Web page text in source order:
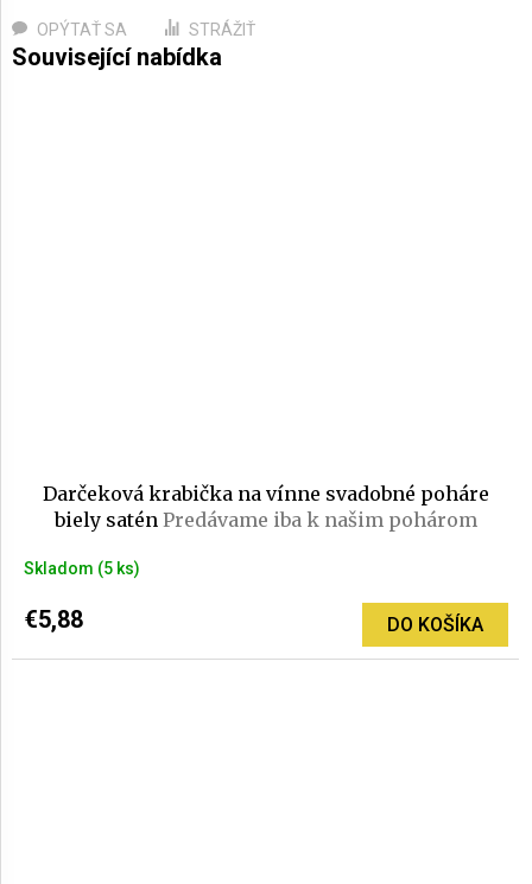
OPÝTAŤ SA STRÁŽIŤ
Darčeková krabička na vínne svadobné poháre
biely satén Predávame iba k našim pohárom
Skladom (5 ks)
€5,88 DO KOŠÍKA